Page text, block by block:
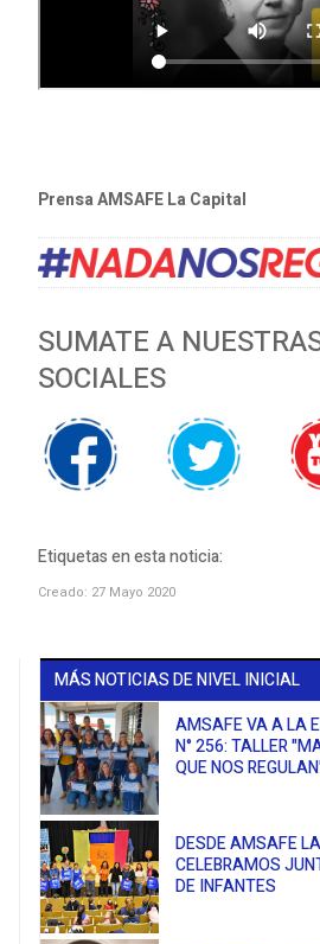
Prensa AMSAFE La Capital
SUMATE A
SOCIALES
Etiquetas en esta noticia:
Creado: 27 Mayo 2020
MÁS NOTICIAS DE NIVEL INICIAL
AMSAFE VA A LA
N° 256: TALLER
QUE NOS
​​​​​​​DESDE AMSAFE
CELEBRAMOS
DE INFANTES